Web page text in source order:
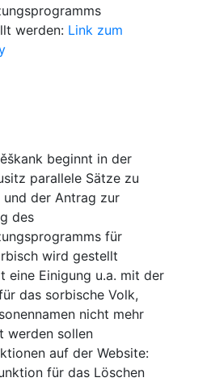
werden: Link zum
beginnt in der
parallele Sätze zu
und der Antrag zur
des
für
wird gestellt
eine Einigung u.a. mit der
das sorbische Volk,
nicht mehr
werden sollen
auf der Website:
für das Löschen